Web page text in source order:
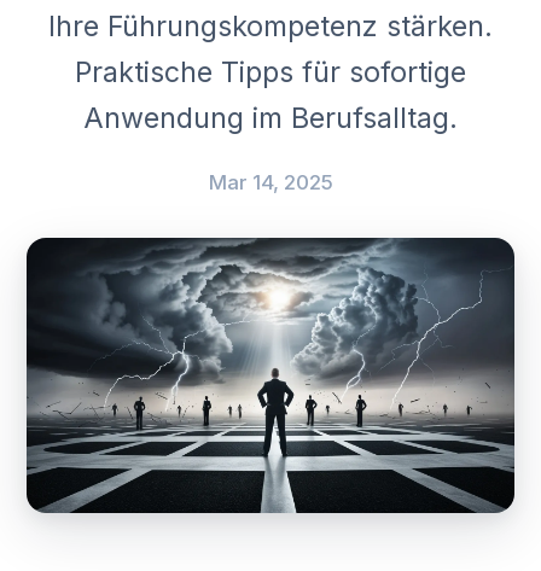
Ihre Führungskompetenz stärken.
Praktische Tipps für sofortige
Anwendung im Berufsalltag.
Mar 14, 2025